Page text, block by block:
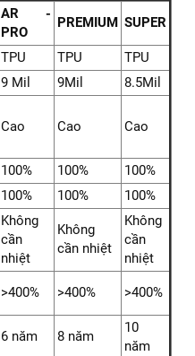
AR -
PRO
PREMIUM SUPER
TPU TPU
TPU
9 Mil 9Mil
8.5Mil
Cao Cao Cao
100% 100%
100%
100% 100% 100%
Không
cần
nhiệt
Không
cần nhiệt
Không
cần
nhiệt
>400% >400% >400%
6 năm 8 năm
10
năm